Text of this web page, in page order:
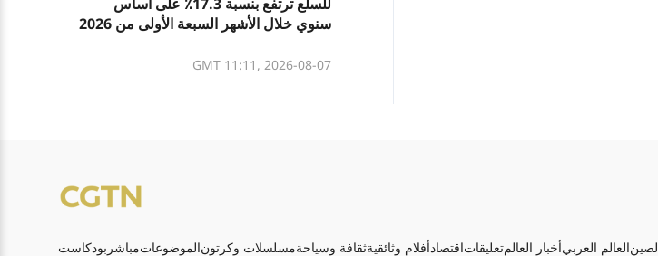
سنوي خلال الأشهر السبعة الأولى من 2026
GMT 11:11, 2026-08-07
بودكاست مباشرالموضوعات مسلسلات وكرتونثقافة وسياحةأفلام وثائقية اقتصاد تعليقاتأخبار العالم العالم العربي الصين